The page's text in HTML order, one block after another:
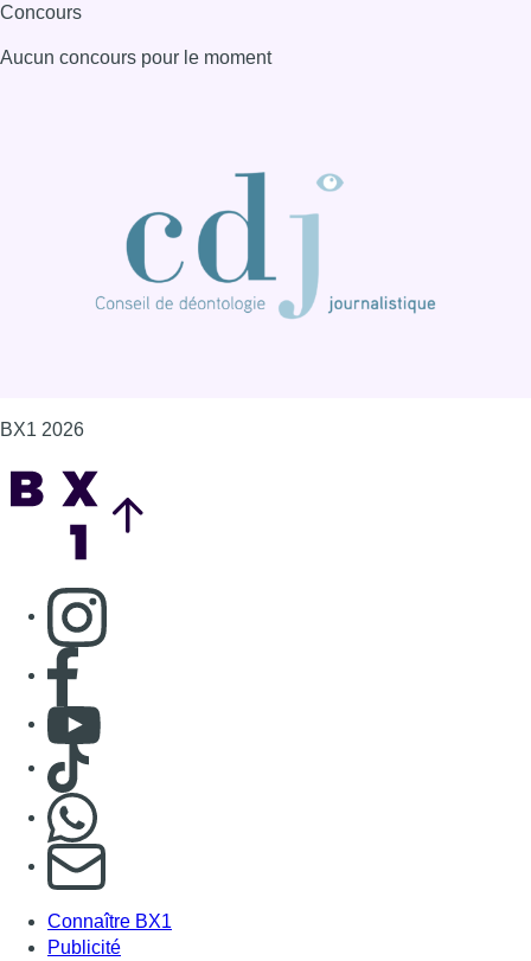
Concours
Aucun concours pour le moment
BX1 2026
Consulter page Instagram
Consulter page Facebook
Consulter Youtube
Consulter TikTok
S'abonner à notre newsletter
Connaître BX1
Publicité